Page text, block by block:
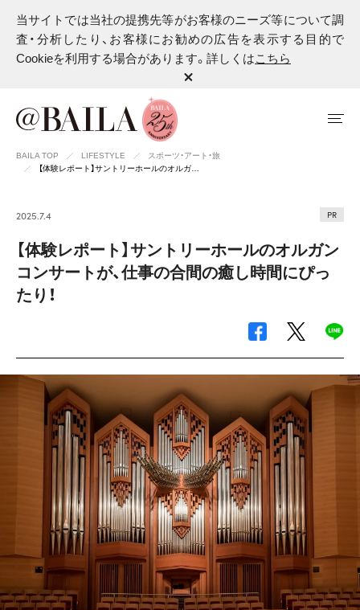
当サイトでは当社の提携先等がお客様のニーズ等について調
査・分析したり、お客様にお勧めの広告を表示する目的で
Cookieを利用する場合があります。詳しくはこちら
BAILA TOP LIFESTYLE
スポーツ・アート・旅
【体験レポート】サントリーホールのオルガ…
2025.7.4
【体験レポート】サントリーホールのオルガン
コンサートが、仕事の合間の癒し時間にぴっ
たり！